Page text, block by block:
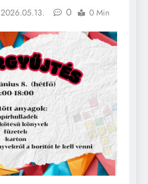
2026.05.13. 0 0 Min